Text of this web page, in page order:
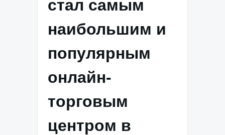
стал самым
наибольшим и
популярным
онлайн-
торговым
центром в